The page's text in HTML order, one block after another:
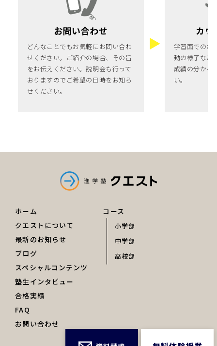
お問い合わせ
どんなことでもお気軽にお問い合わ
せください。ご紹介の場合、その旨
をお伝えください。説明会も行って
おりますのでご希望の日時をお知ら
せください。
カウ
学習面でのお
動の様子など
成績の分かる
い。
ホーム
クエストについて
最新のお知らせ
ブログ
コース
小学部
中学部
高校部
スペシャルコンテンツ
塾生インタビュー
合格実績
FAQ
お問い合わせ